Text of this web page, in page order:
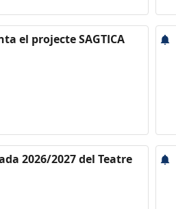
el projecte SAGTICA
2026/2027 del Teatre